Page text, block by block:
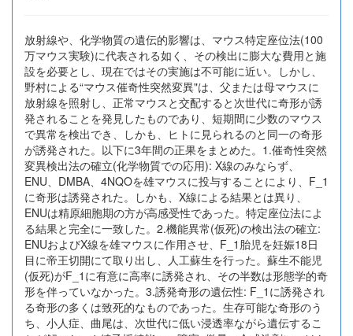
放射線や、化学物質の遺伝的影響は、マウス特定座位法(100
万マウス実験)に代表される如く、その検出に膨大な費用と施
設を必要とし、現在ではその実施は不可能に近い。しかし、
野村による“マウス催奇性突然変異"は、父または母マウスに
放射線を照射し、正常マウスと交配すると次世代に奇形が誘
発されることを発見したものであり、短期間に少数のマウス
で異常を検出でき、しかも、ヒトに見られるのと同一の奇形
が誘発された。以下に3年間の正果をまとめた。1.催奇性突然
変異検出法の確立(化学物質での応用): X線のみならず、
ENU、DMBA、4NQOを雄マウスに投与することにより、F_1
に奇形は誘発された。しかも、X線による結果とは異り、
ENUは精原細胞期の方が高感受性であった。特定座位法によ
る結果と完全に一致した。2.機能異常(仮死)の検出法の確立:
ENUおよびX線を雄マウスに作用させ、F_1胎児を妊娠18日
目に帝王切開にて取り出し、人工蘇生を行った。蘇生不能児
(仮死)がF_1に有意に高率に誘発され、その半数は形態学的奇
形を伴っていなかった。3.誘発奇形の遺伝性: F_1に誘発され
る奇形の多くは致死的なものであった。生存可能な奇形のう
ち、小人症、曲尾は、次世代に低い浸透率ながら遺伝するこ